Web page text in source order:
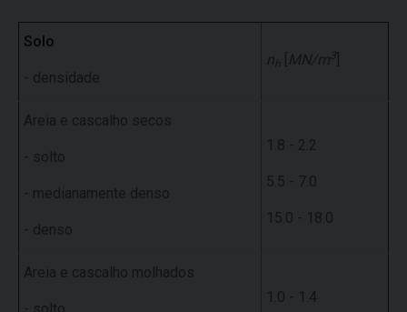
Solo
- densidade
nh MN/m 3
Areia e cascalho secos
- solto
- medianamente denso
- denso
1.8 - 2.2
5.5 - 7.0
15.0 - 18.0
Areia e cascalho molhados
1.0 - 1.4